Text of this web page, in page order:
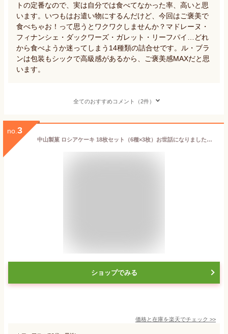
トの定番なので、実は自分では食べてなかった率、高いと思
います。いつもはお遣い物にするんだけど、今回はご褒美で
食べちゃお！って思うとワクワクしませんか？マドレーヌ・
フィナンシェ・ダックワーズ・ガレット・リーフパイ…どれ
から食べようか迷ってしまう14種類の詰合せです。ル・ブラ
ンは包装もシックで高級感があるから、ご褒美感MAXだと思
います。
全てのおすすめコメント（2件）
no. 3
中山製菓 ロシアケーキ 18枚セット（6種×3枚）お世話になりましたお菓子 退職 お菓子 お世話になりました 挨拶 お返し おしゃれ クッキー おかし 詰め合わせ 焼き菓子 洋菓子 個包装 お取り寄せ ギフト プレゼント 会社 職場 手土産 豪華 御中元 お中元 送料無料
ショップでみる
価格と在庫を楽天でチェック >>